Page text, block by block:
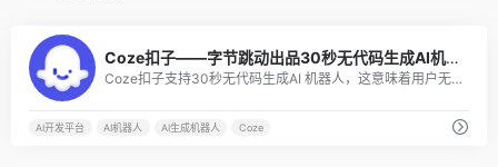
Coze扣子——字节跳动出品30秒无代码生成AI机器人
Coze扣子支持30秒无代码生成AI 机器人，这意味着用户无需编程基础，只需通过简单的操作，就能快速搭建基于AI模型的各类问答机器人。
AI开发平台 AI机器人 AI生成机器人 Coze